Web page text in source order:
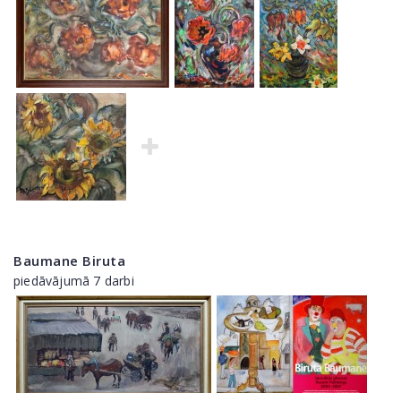
Baumane Biruta
piedāvājumā 7 darbi